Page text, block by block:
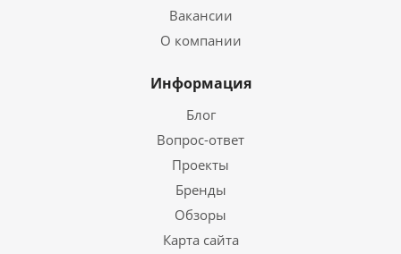
Вакансии
О компании
Информация
Блог
Вопрос-ответ
Проекты
Бренды
Обзоры
Карта сайта